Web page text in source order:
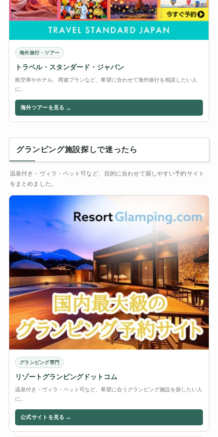
海外旅行・ツアー
トラベル・スタンダード・ジャパン
航空券やホテル、周遊プランなど、希望に合わせて海外旅行を相談したい人
に。
海外ツアーを見る →
グランピング施設探しで迷ったら
温泉付き・ヴィラ・ペット可など、目的に合わせて探しやすい予約サイト
をまとめました。
グランピング専門
リゾートグランピングドットコム
温泉付き・ヴィラ・ペット可など、希望に合うグランピング施設を探したい人
に。
公式サイトを見る →